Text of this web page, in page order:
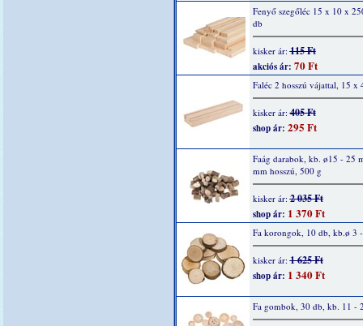
Fenyő szegőléc 15 x 10 x
db
kisker ár:115 Ft
akciós ár: 70 Ft
Faléc 2 hosszú vájattal, 15 x
kisker ár:405 Ft
shop ár: 295 Ft
Faág darabok, kb. ø15 - 25
mm hosszú, 500 g
kisker ár:2 035 Ft
shop ár: 1 370 Ft
Fa korongok, 10 db, kb.ø 3
kisker ár:1 625 Ft
shop ár: 1 340 Ft
Fa gombok, 30 db, kb. 11 -